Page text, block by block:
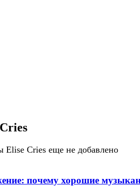
Elise Cries еще не добавлено
почему хорошие